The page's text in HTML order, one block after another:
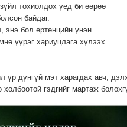
тохиолдох үед би өөрөө
байдаг.
энэ бол ертөнцийн үнэн.
үүрэг хариуцлага хүлээх
үр дүнгүй мэт харагдах авч,
гэдгийг мартаж